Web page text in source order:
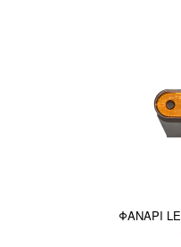
ΦΑΝΑΡΙ